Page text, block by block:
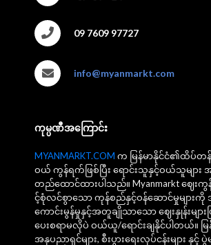
09 7609 97727
info@myanmarkt.com
ကုမ္ပဏီအကြောင်း
MYANMARKT.COM က မြန်မာနိုင်ငံ၏ထိပ်တန်
ဝယ် ကွန်ရက်ဖြစ်ပြီး ရောင်းသူနှင့်ဝယ်သူမျ
တည်ထောင်ထားပါသည်။ Myanmarkt ဈေးကွ
င့်စုံလင်စွာသော ကုန်စည်နှင့်ဝန်ဆောင်မှုများ
ကောင်းမွန်မှုနှင့်အတူချိုသာသော ဈေးနှုန်းများ
ပေးစရာမလိုပဲ ဝယ်ယူ/ရောင်းချနိုင်ပါတယ်။ မြ
အနုပညာရှင်များ, စီးပွားရေးလုပ်ငန်းများ နှင့်